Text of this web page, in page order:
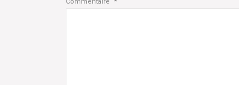
Commentaire